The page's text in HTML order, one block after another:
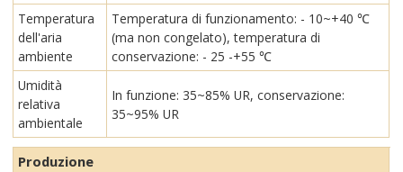
Temperatura
dell'aria
ambiente
Temperatura di funzionamento: - 10~+40 ℃
(ma non congelato), temperatura di
conservazione: - 25 -+55 ℃
Umidità
relativa
ambientale
In funzione: 35~85% UR, conservazione:
35~95% UR
Produzione